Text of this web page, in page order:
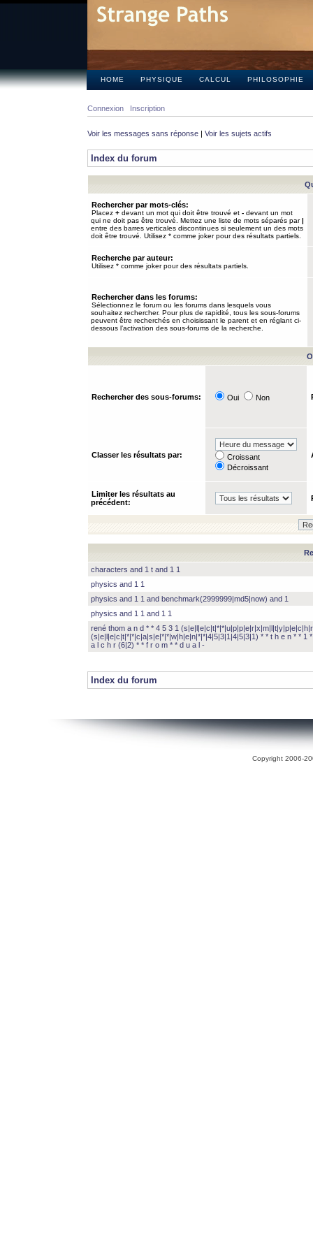
HOME PHYSIQUE CALCUL PHILOSOPHIE
Connexion Inscription
Voir les messages sans réponse | Voir les sujets actifs
Index du forum
Rechercher par mots-clés:
Placez + devant un mot qui doit être trouvé et - devant un mot
qui ne doit pas être trouvé. Mettez une liste de mots séparés par|
entre des barres verticales discontinues si seulement un des mots
doit être trouvé. Utilisez * comme joker pour des résultats partiels.
Recherche par auteur:
Utilisez * comme joker pour des résultats partiels.
Rechercher dans les forums:
Sélectionnez le forum ou les forums dans lesquels vous
souhaitez rechercher. Pour plus de rapidité, tous les sous-forums
peuvent être recherchés en choisissant le parent et en réglant ci-
dessous l’activation des sous-forums de la recherche.
Rechercher des sous-forums: Oui Non
Classer les résultats par:
Croissant
Décroissant
Limiter les résultats au
précédent:
characters and 1 t and 1 1
physics and 1 1
physics and 1 1 and benchmark(2999999|md5|now) and 1
physics and 1 1 and 1 1
rené thom a n d * * 4 5 3 1
(s|e|l|e|c|t|*|*|c|a|s|e|*|*|w|h|e|n|*|*|4|5|3|1|4|5|3|1) * * t h e n * * 1
a l c h r (6|2) * * f r o m * * d u a l -
Index du forum
Copyright 2006-